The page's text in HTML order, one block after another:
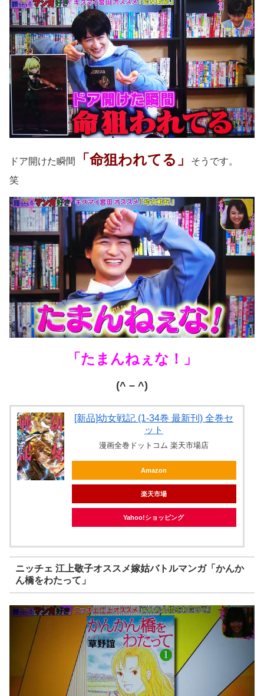
ドア開けた瞬間 「命狙われてる」
そうです。
笑
「たまんねぇな！」
(^ – ^)
[新品]幼女戦記 (1-34巻 最新刊) 全巻セ
ット
漫画全巻ドットコム 楽天市場店
Amazon
楽天市場
Yahoo!ショッピング
ニッチェ 江上敬子オススメ嫁姑バトルマンガ「かんか
ん橋をわたって」